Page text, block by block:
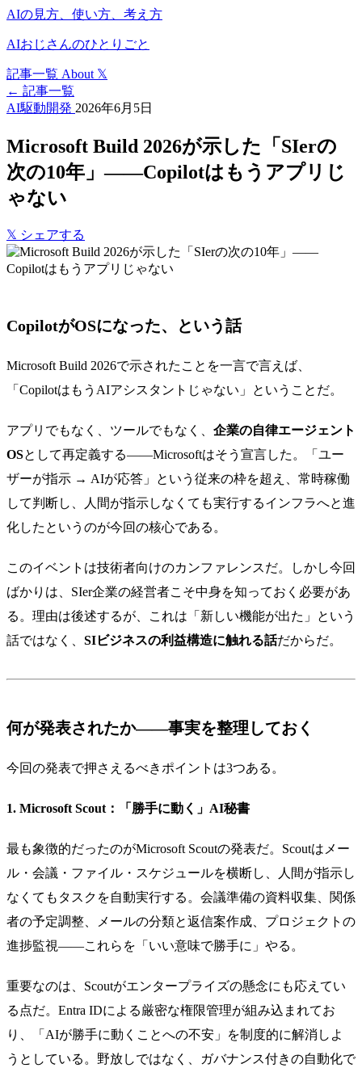
AIの見方、使い方、考え方
AIおじさんのひとりごと
記事一覧 About 𝕏
← 記事一覧
AI駆動開発 2026年6月5日
Microsoft Build 2026が示した「SIerの
次の10年」——Copilotはもうアプリじ
ゃない
𝕏 シェアする
CopilotがOSになった、という話
Microsoft Build 2026で示されたことを一言で言えば、
「CopilotはもうAIアシスタントじゃない」ということだ。
アプリでもなく、ツールでもなく、 企業の自律エージェント
OSとして再定義する——Microsoftはそう宣言した。「ユー
ザーが指示 → AIが応答」という従来の枠を超え、常時稼働
して判断し、人間が指示しなくても実行するインフラへと進
化したというのが今回の核心である。
このイベントは技術者向けのカンファレンスだ。しかし今回
ばかりは、SIer企業の経営者こそ中身を知っておく必要があ
る。理由は後述するが、これは「新しい機能が出た」という
話ではなく、 SIビジネスの利益構造に触れる話だからだ。
何が発表されたか——事実を整理しておく
今回の発表で押さえるべきポイントは3つある。
1. Microsoft Scout：「勝手に動く」AI秘書
最も象徴的だったのがMicrosoft Scoutの発表だ。Scoutはメー
ル・会議・ファイル・スケジュールを横断し、人間が指示し
なくてもタスクを自動実行する。会議準備の資料収集、関係
者の予定調整、メールの分類と返信案作成、プロジェクトの
進捗監視——これらを「いい意味で勝手に」やる。
重要なのは、Scoutがエンタープライズの懸念にも応えてい
る点だ。Entra IDによる厳密な権限管理が組み込まれてお
り、「AIが勝手に動くことへの不安」を制度的に解消しよ
うとしている。野放しではなく、ガバナンス付きの自動化で